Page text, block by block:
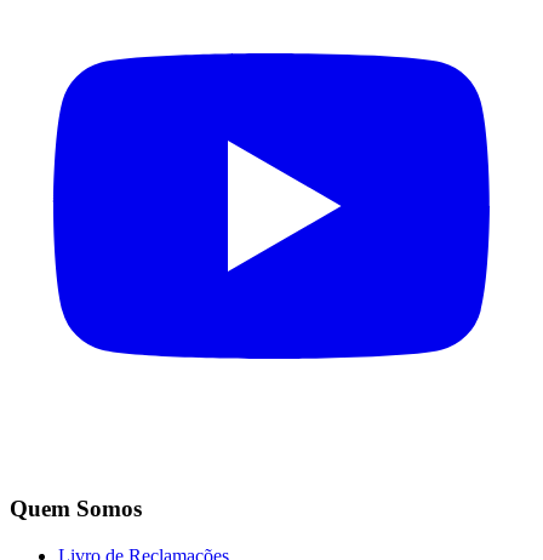
Quem Somos
Livro de Reclamações